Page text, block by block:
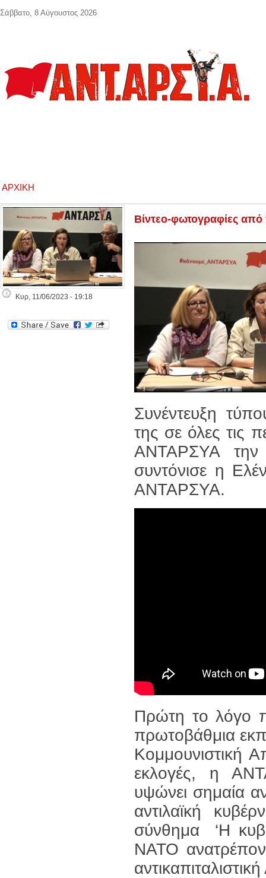
ΑΡΧΙΚΉ
Κυρ, 11/06/2023 - 19:18
Βίντεο-φωτογραφίες
Συνέντευξη
της σε όλες τις
ΑΝΤΑΡΣΥΑ την
συντόνισε η
ΑΝΤΑΡΣΥΑ.
Πρώτη το λόγο
πρωτοβάθμια
Κομμουνιστική
εκλογές, η
υψώνει σημαία
αντιλαϊκή
σύνθημα ‘Η
ΝΑΤΟ
Σάββατο, 8 Αύγουστος 2026